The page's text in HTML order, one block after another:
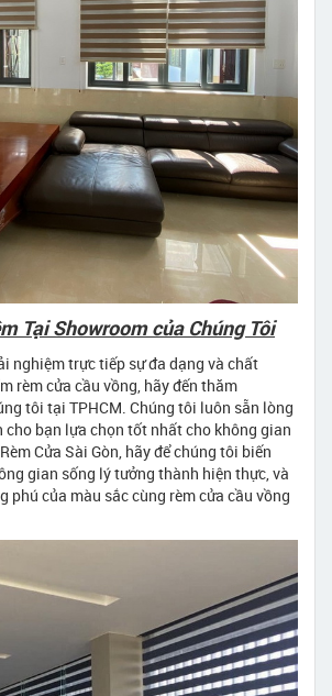
Tại Showroom của Chúng Tôi
nghiệm trực tiếp sự đa dạng và chất
rèm cửa cầu vồng, hãy đến thăm
tôi tại TPHCM. Chúng tôi luôn sẵn lòng
cho bạn lựa chọn tốt nhất cho không gian
Cửa Sài Gòn, hãy để chúng tôi biến
gian sống lý tưởng thành hiện thực, và
phú của màu sắc cùng rèm cửa cầu vồng